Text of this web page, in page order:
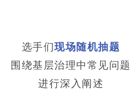
选手们现场随机抽题
围绕基层治理中常见问题
进行深入阐述